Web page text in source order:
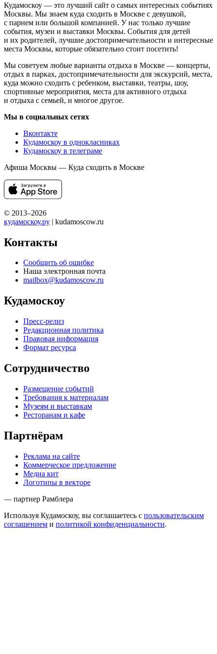
Кудамоскоу — это лучший сайт о самых интересных событиях
Москвы. Мы знаем куда сходить в Москве с девушкой,
с парнем или большой компанией. У нас только лучшие
события, музеи и выставки Москвы. События для детей
и их родителей, лучшие достопримечательности и интересные
места Москвы, которые обязательно стоит посетить!
Мы советуем любые варианты отдыха в Москве — концерты,
отдых в парках, достопримечательности для экскурсий, места,
куда можно сходить с ребенком, выставки, театры, шоу,
спортивные мероприятия, места для активного отдыха
и отдыха с семьей, и многое другое.
Мы в социальных сетях
Вконтакте
Кудамоскоу в однокласниках
Кудамоскоу в телеграме
Афиша Москвы — Куда сходить в Москве
© 2013–2026
кудамоскоу.ру | kudamoscow.ru
Контакты
Сообщить об ошибке
Наша электронная почта
mailbox@kudamoscow.ru
Кудамоскоу
Пресс-релиз
Редакционная политика
Правовая информация
Формат ресурса
Сотрудничество
Размещение событий
Требования к материалам
Музеям и выставкам
Ресторанам и кафе
Партнёрам
Реклама на сайте
Коммерческое предложение
Медиа кит
Логотипы в векторе
— партнер Рамблера
Используя Кудамоскоу, вы соглашаетесь с пользовательским
соглашением и политикой конфиденциальности.